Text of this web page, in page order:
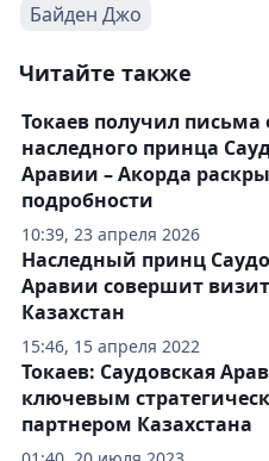
Байден Джо
Читайте также
10:39, 23 апреля 2026
Токаев получил письма
наследного принца
Аравии – Акорда
подробности
15:46, 15 апреля 2022
Наследный принц
Аравии совершит
Казахстан
Токаев: Саудовская
ключевым
партнером Казахстана